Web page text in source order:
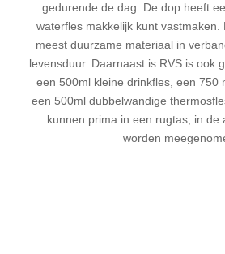
gedurende de dag. De dop heeft
waterfles makkelijk kunt vastmaken.
meest duurzame materiaal in
levensduur. Daarnaast is RVS is ook
een 500ml kleine drinkfles, een 750
een 500ml dubbelwandige
kunnen prima in een rugtas, in de
worden